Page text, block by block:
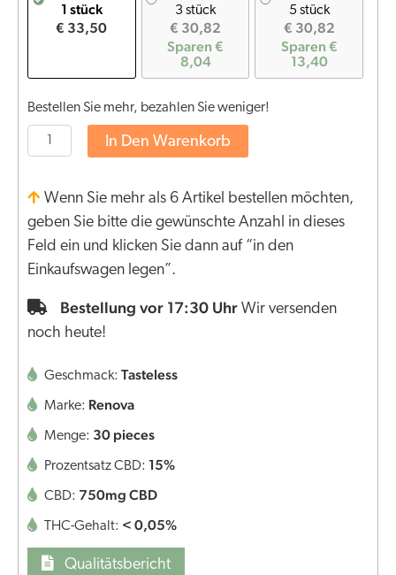
1 stück
€ 33,50
3 stück
€ 30,82
Sparen €
8,04
5 stück
€ 30,82
Sparen €
13,40
Bestellen Sie mehr, bezahlen Sie weniger!
In Den Warenkorb
Wenn Sie mehr als 6 Artikel bestellen möchten,
geben Sie bitte die gewünschte Anzahl in dieses
Feld ein und klicken Sie dann auf “in den
Einkaufswagen legen”.
Bestellung vor 17:30 Uhr Wir versenden
noch heute!
Geschmack: Tasteless
Marke: Renova
Menge: 30 pieces
Prozentsatz CBD: 15%
CBD: 750mg CBD
THC-Gehalt: < 0,05%
Qualitätsbericht